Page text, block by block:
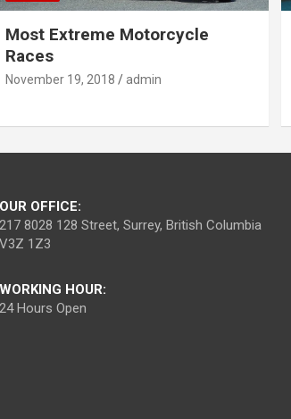
Most Extreme Motorcycle
Races
November 19, 2018 admin
OUR OFFICE:
217 8028 128 Street, Surrey, British Columbia
V3Z 1Z3
WORKING HOUR:
24 Hours Open